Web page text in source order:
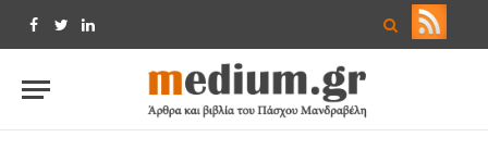
Facebook
TwitterLinkedIn